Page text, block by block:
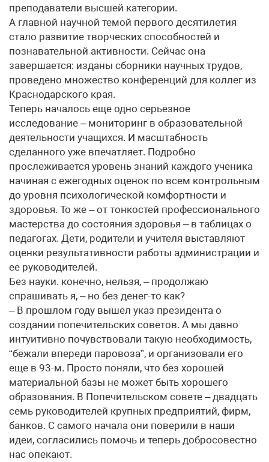
преподаватели высшей категории.
А главной научной темой первого десятилетия
стало развитие творческих способностей и
познавательной активности. Сейчас она
завершается: изданы сборники научных трудов,
проведено множество конференций для коллег из
Краснодарского края.
Теперь началось еще одно серьезное
исследование – мониторинг в образовательной
деятельности учащихся. И масштабность
сделанного уже впечатляет. Подробно
прослеживается уровень знаний каждого ученика
начиная с ежегодных оценок по всем контрольным
до уровня психологической комфортности и
здоровья. То же – от тонкостей профессионального
мастерства до состояния здоровья – в таблицах о
педагогах. Дети, родители и учителя выставляют
оценки результативности работы администрации и
ее руководителей.
Без науки. конечно, нельзя, – продолжаю
спрашивать я, – но без денег-то как?
– В прошлом году вышел указ президента о
создании попечительских советов. А мы давно
интуитивно почувствовали такую необходимость,
“бежали впереди паровоза”, и организовали его
еще в 93-м. Просто поняли, что без хорошей
материальной базы не может быть хорошего
образования. В Попечительском совете – двадцать
семь руководителей крупных предприятий, фирм,
банков. С самого начала они поверили в наши
идеи, согласились помочь и теперь добросовестно
нас опекают.